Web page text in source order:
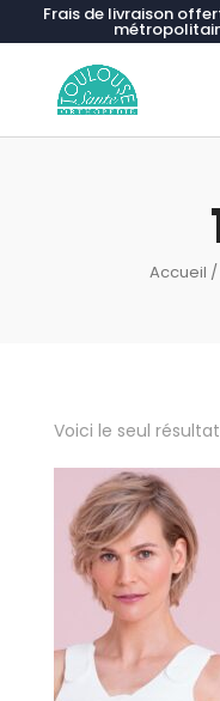
Frais de livraison
Accueil /
Voici le seul résultat